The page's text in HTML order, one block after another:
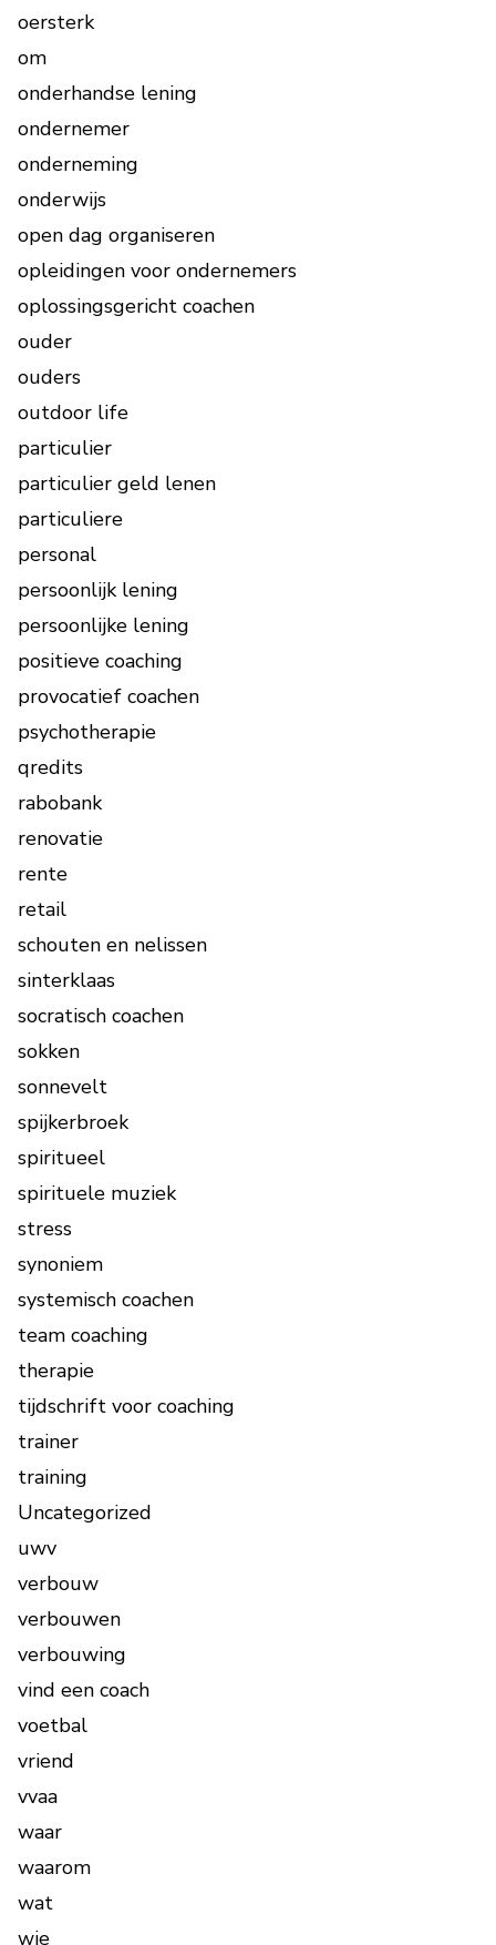
oersterk
om
onderhandse lening
ondernemer
onderneming
onderwijs
open dag organiseren
opleidingen voor ondernemers
oplossingsgericht coachen
ouder
ouders
outdoor life
particulier
particulier geld lenen
particuliere
personal
persoonlijk lening
persoonlijke lening
positieve coaching
provocatief coachen
psychotherapie
qredits
rabobank
renovatie
rente
retail
schouten en nelissen
sinterklaas
socratisch coachen
sokken
sonnevelt
spijkerbroek
spiritueel
spirituele muziek
stress
synoniem
systemisch coachen
team coaching
therapie
tijdschrift voor coaching
trainer
training
Uncategorized
uwv
verbouw
verbouwen
verbouwing
vind een coach
voetbal
vriend
vvaa
waar
waarom
wat
wie